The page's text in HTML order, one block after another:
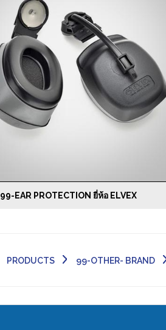
99-EAR PROTECTION ยี่ห้อ ELVEX
PRODUCTS 99-OTHER- BRAND